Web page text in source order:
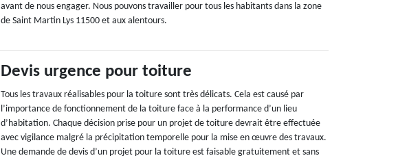
avant de nous engager. Nous pouvons travailler pour tous les habitants dans la zone
de Saint Martin Lys 11500 et aux alentours.
Devis urgence pour toiture
Tous les travaux réalisables pour la toiture sont très délicats. Cela est causé par
l’importance de fonctionnement de la toiture face à la performance d’un lieu
d’habitation. Chaque décision prise pour un projet de toiture devrait être effectuée
avec vigilance malgré la précipitation temporelle pour la mise en œuvre des travaux.
Une demande de devis d’un projet pour la toiture est faisable gratuitement et sans